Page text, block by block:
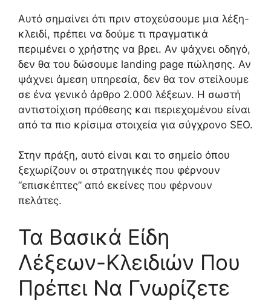
Αυτό σημαίνει ότι πριν στοχεύσουμε μια λέξη-
κλειδί, πρέπει να δούμε τι πραγματικά
περιμένει ο χρήστης να βρει. Αν ψάχνει οδηγό,
δεν θα του δώσουμε landing page πώλησης. Αν
ψάχνει άμεση υπηρεσία, δεν θα τον στείλουμε
σε ένα γενικό άρθρο 2.000 λέξεων. Η σωστή
αντιστοίχιση πρόθεσης και περιεχομένου είναι
από τα πιο κρίσιμα στοιχεία για σύγχρονο SEO.
Στην πράξη, αυτό είναι και το σημείο όπου
ξεχωρίζουν οι στρατηγικές που φέρνουν
“επισκέπτες” από εκείνες που φέρνουν
πελάτες.
Τα Βασικά Είδη
Λέξεων-Κλειδιών Που
Πρέπει Να Γνωρίζετε